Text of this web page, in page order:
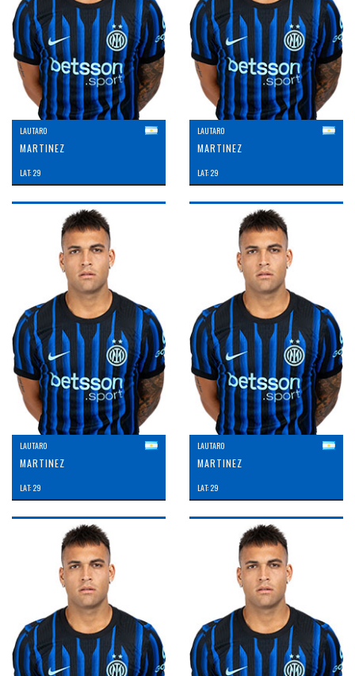
LAUTARO
MARTINEZ
LAT: 29
LAUTARO
MARTINEZ
LAT: 29
LAUTARO
MARTINEZ
LAT: 29
LAUTARO
MARTINEZ
LAT: 29